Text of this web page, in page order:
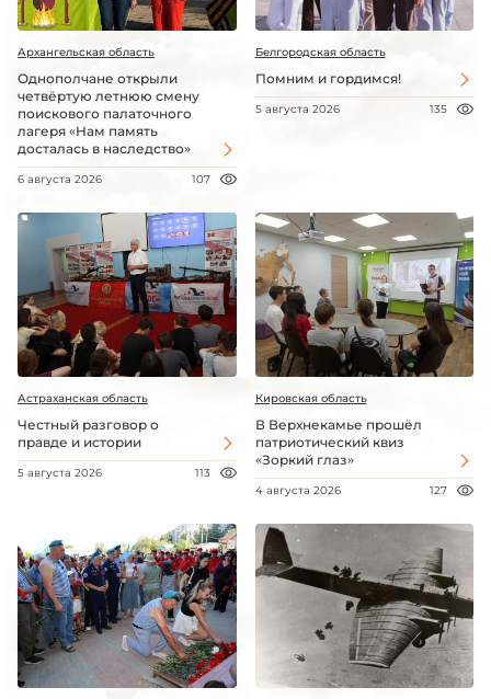
Архангельская область
Однополчане открыли
четвёртую летнюю смену
поискового палаточного
лагеря «Нам память
досталась в наследство»
6 августа 2026 107
Белгородская область
Помним и гордимся!
5 августа 2026 135
Астраханская область
Честный разговор о
правде и истории
5 августа 2026 113
Кировская область
В Верхнекамье прошёл
патриотический квиз
«Зоркий глаз»
4 августа 2026 127